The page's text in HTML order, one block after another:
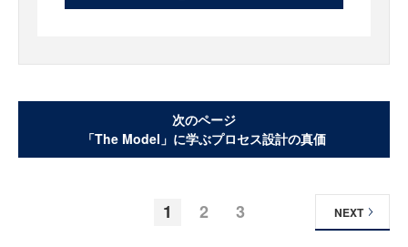
次のページ
「The Model」に学ぶプロセス設計の真価
1 2 3 NEXT